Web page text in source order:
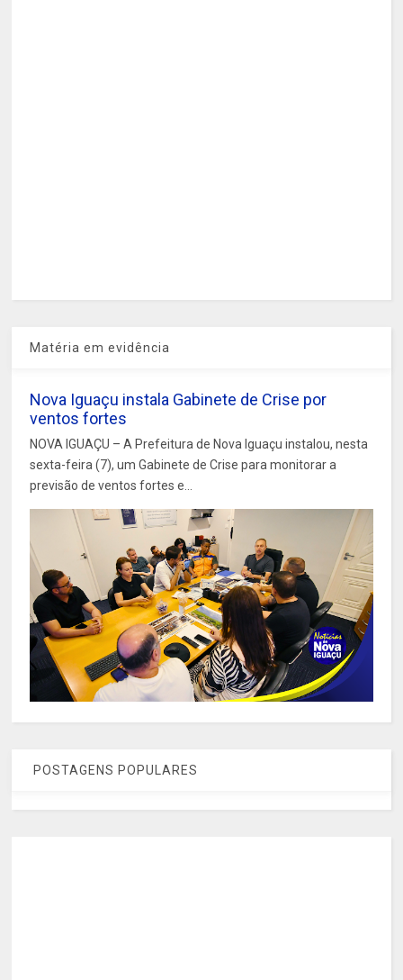
Matéria em evidência
Nova Iguaçu instala Gabinete de Crise por
ventos fortes
NOVA IGUAÇU – A Prefeitura de Nova Iguaçu instalou, nesta
sexta-feira (7), um Gabinete de Crise para monitorar a
previsão de ventos fortes e...
POSTAGENS POPULARES